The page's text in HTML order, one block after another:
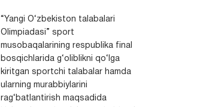
“Yangi O‘zbekiston talabalari
Olimpiadasi” sport
musobaqalarining respublika final
bosqichlarida g‘oliblikni qo‘lga
kiritgan sportchi talabalar hamda
ularning murabbiylarini
rag‘batlantirish maqsadida